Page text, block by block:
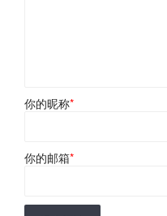
你的昵称*
你的邮箱*